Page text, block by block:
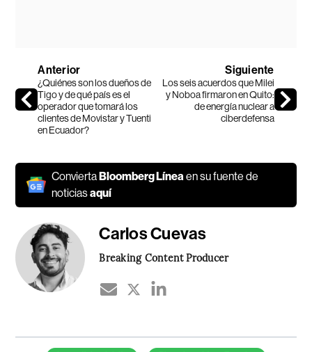
Anterior
¿Quiénes son los dueños de
Tigo y de qué país es el
operador que tomará los
clientes de Movistar y Tuenti
en Ecuador?
Siguiente
Los seis acuerdos que Milei
y Noboa firmaron en Quito:
de energía nuclear a
ciberdefensa
ConviertaBloomberg Línea en su fuente de
noticiasaquí
Carlos Cuevas
Breaking Content Producer